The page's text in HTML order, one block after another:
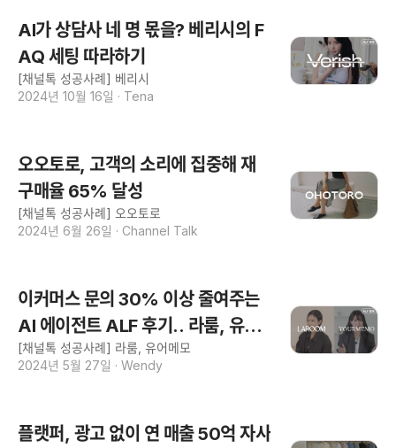
AI가 상담사 네 명 몫을? 베리시의 F
AQ 세팅 따라하기
[채널톡 성공사례] 베리시
2024년 10월 16일 · Tena
오오토로, 고객의 소리에 집중해 재
구매율 65% 달성
[채널톡 성공사례] 오오토로
2024년 6월 26일 · Channel Talk
이커머스 문의 30% 이상 줄여주는
AI 에이전트 ALF 후기.. 라룸, 유어
메모 대표
[채널톡 성공사례] 라룸, 유어메모
2024년 5월 27일 · Wendy
플랫퍼, 광고 없이 연 매출 50억 자사